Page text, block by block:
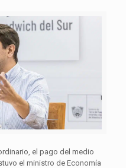
el pago del medio
el ministro de Economía